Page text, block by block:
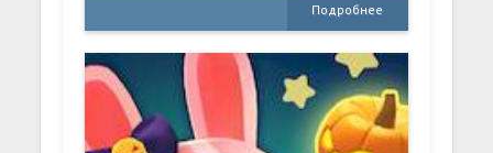
Подробнее